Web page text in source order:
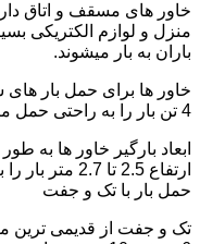
خاور های مسقف و اتاق
منزل و لوازم الکتریکی
باران به بار میشوند.
خاور ها برای حمل بار
4 تن بار را به راحتی حمل میکنند.
ارتفاع 2.5 تا 2.7 متر بار را به راحتی میتوان روی آنها قرار داد.
حمل بار با تک و جفت
تک و جفت از قدیمی ترین